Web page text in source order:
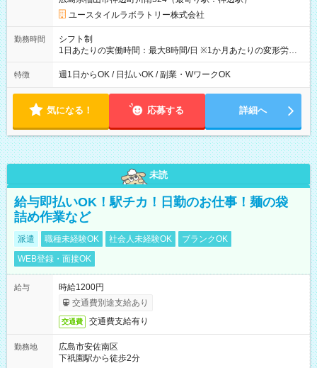
ユースタイルラボラトリー株式会社
勤務時間
シフト制
1日あたりの実働時間：最大8時間/日 ※1か月あたりの変形労働
制（週平均40時間以内） 夜勤：17:00-翌09:00（休憩2時間）
特徴 週1日からOK / 日払いOK / 副業・WワークOK
気になる！ 応募する 詳細へ
未読
給与即払いOK！駅チカ！日勤のお仕事！麺の袋
詰め作業など
派遣 職種未経験OK 社会人未経験OK
ブランクOK
WEB登録・面接OK
給与
時給1200円
交通費別途支給あり
交通費 交通費支給有り
勤務地
広島市安佐南区
下祇園駅から徒歩2分